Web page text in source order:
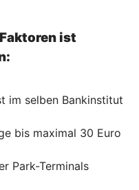
ist
im selben Bankinstitut
bis maximal 30 Euro
Park-Terminals